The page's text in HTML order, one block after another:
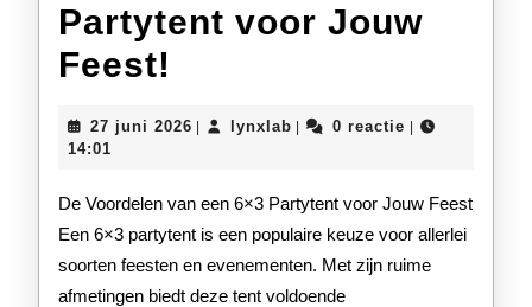
Partytent voor Jouw
Feest!
Voordelen
van
een
Ruime
27 juni 2026 27
lynxlablynxlab0 reactie
14:01
De Voordelen van een 6×3 Partytent voor Jouw Feest
Een 6×3 partytent is een populaire keuze voor allerlei
soorten feesten en evenementen. Met zijn ruime
afmetingen biedt deze tent voldoende